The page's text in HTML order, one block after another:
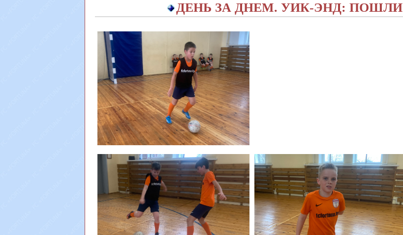
ДЕНЬ ЗА ДНЕМ. УИК-ЭНД: